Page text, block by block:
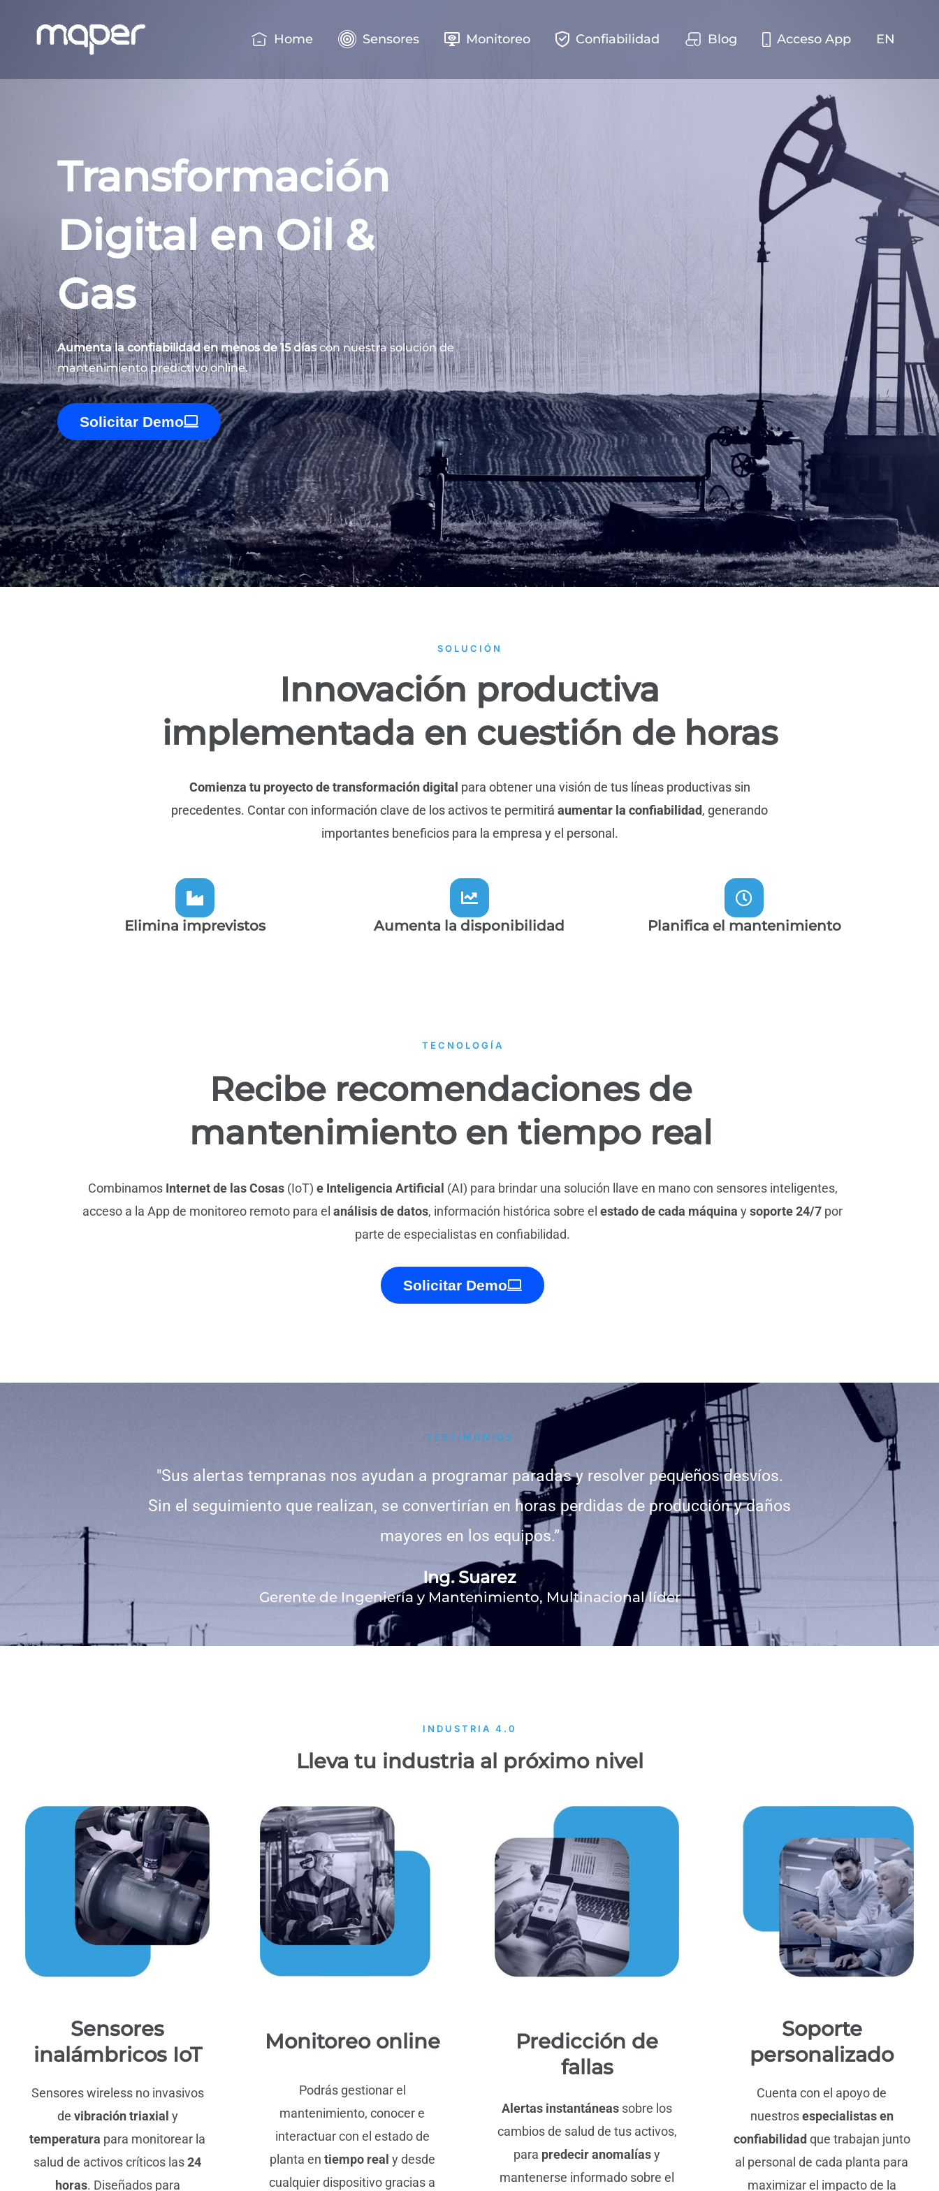
Home Sensores Monitoreo Confiabilidad Blog Acceso App EN
Transformación
Digital en Oil &
Gas
Aumenta la confiabilidad en menos de 15 díascon nuestra solución de
mantenimiento predictivo online.
Solicitar Demo
SOLUCIÓN
Innovación productiva
implementada en cuestión de horas
Comienza tu proyecto de transformación digital para obtener una visión de tus líneas productivas sin
precedentes. Contar con información clave de los activos te permitirá aumentar la confiabilidad, generando
importantes beneficios para la empresa y el personal.
Elimina imprevistos Aumenta la disponibilidad Planifica el mantenimiento
TECNOLOGÍA
Recibe recomendaciones de
mantenimiento en tiempo real
Combinamos Internet de las Cosas (IoT) e Inteligencia Artificial (AI) para brindar una solución llave en manocon sensores inteligentes,
acceso a la App de monitoreo remoto para el análisis de datos, información histórica sobre el estado de cada máquina ysoporte 24/7 por
parte de especialistas en confiabilidad.
Solicitar Demo
TESTIMONIOS
"Sus alertas tempranas nos ayudan a programar paradas y resolver pequeños desvíos.
Sin el seguimiento que realizan, se convertirían en horas perdidas de producción y daños
mayores en los equipos.”
Ing. Suarez
Gerente de Ingeniería y Mantenimiento, Multinacional líder
INDUSTRIA 4.0
Lleva tu industria al próximo nivel
Sensores
inalámbricos IoT
Sensores wireless no invasivos
de vibración triaxial y
temperatura para monitorear la
salud de activos críticos las24
horas. Diseñados para
Monitoreo online
Podrás gestionar el
mantenimiento, conocer e
interactuar con el estado de
planta en tiempo real y desde
cualquier dispositivo gracias a
Predicción de
fallas
Alertas instantáneas sobre los
cambios de salud de tus activos,
para predecir anomalíasy
mantenerse informado sobre el
Soporte
personalizado
Cuenta con el apoyo de
nuestrosespecialistas en
confiabilidad que trabajan junto
al personal de cada planta para
maximizar el impacto de la